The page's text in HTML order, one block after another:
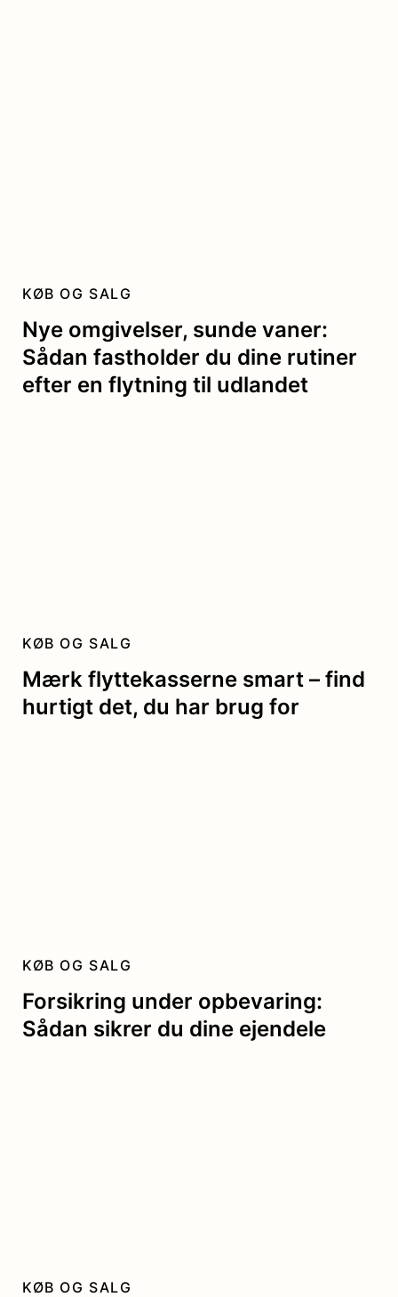
Nye omgivelser, sunde vaner:
Sådan fastholder du dine rutiner
efter en flytning til udlandet
KØB OG SALG
Mærk flyttekasserne smart – find
hurtigt det, du har brug for
KØB OG SALG
Forsikring under opbevaring:
Sådan sikrer du dine ejendele
KØB OG SALG
KØB OG SALG